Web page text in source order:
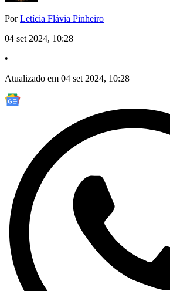
PorLetícia Flávia Pinheiro
04 set 2024, 10:28
•
Atualizado em 04 set 2024, 10:28